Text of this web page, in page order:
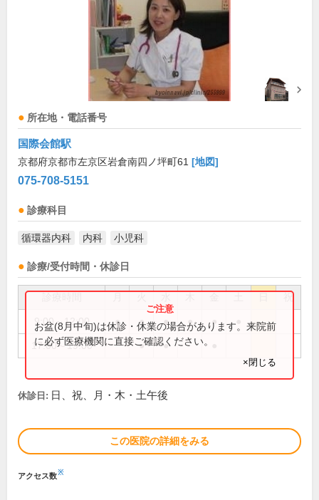
所在地・電話番号
国際会館駅
京都府京都市左京区岩倉南四ノ坪町61 [地図]
075-708-5151
診療科目
循環器内科 内科 小児科
診療/受付時間・休診日
祝
9:00～12:00 ● ● ● ● ●
17:00～19:00 ● ●
お盆(8月中旬)は休診・休業の場合があります。来院前
に必ず医療機関に直接ご確認ください。
×閉じる
休診日: 日、祝、月・木・土午後
この医院の詳細をみる
アクセス数※